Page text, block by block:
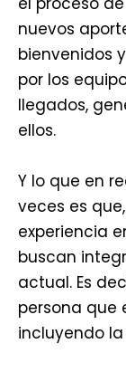
nuevos
bienvenidos
por los
llegados,
ellos.
Y lo que en
veces es
experiencia
buscan
actual. Es
persona que
incluyendo